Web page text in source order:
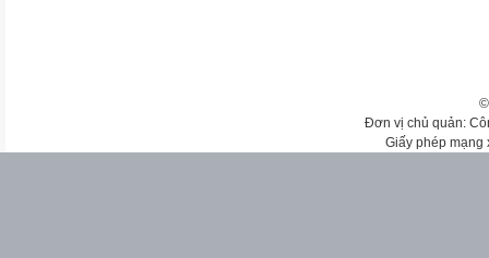
Đơn vị chủ quản:
Giấy phép mạng